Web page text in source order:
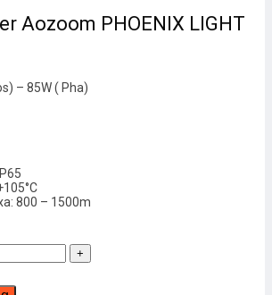
Aozoom PHOENIX LIGHT
– 85W ( Pha)
800 – 1500m